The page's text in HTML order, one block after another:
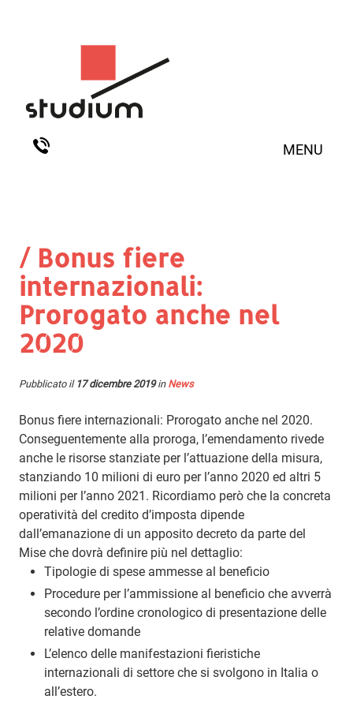
MENU
/ Bonus fiere
internazionali:
Prorogato anche nel
2020
Pubblicato il 17 dicembre 2019in News
Bonus fiere internazionali: Prorogato anche nel 2020.
Conseguentemente alla proroga, l’emendamento rivede
anche le risorse stanziate per l’attuazione della misura,
stanziando 10 milioni di euro per l’anno 2020 ed altri 5
milioni per l’anno 2021. Ricordiamo però che la concreta
operatività del credito d’imposta dipende
dall’emanazione di un apposito decreto da parte del
Mise che dovrà definire più nel dettaglio:
Tipologie di spese ammesse al beneficio
Procedure per l’ammissione al beneficio che avverrà
secondo l’ordine cronologico di presentazione delle
relative domande
L’elenco delle manifestazioni fieristiche
internazionali di settore che si svolgono in Italia o
all’estero.